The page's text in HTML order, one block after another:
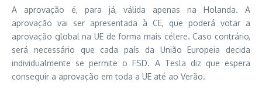
A aprovação é, para já, válida apenas na Holanda. A
aprovação vai ser apresentada à CE, que poderá votar a
aprovação global na UE de forma mais célere. Caso contrário,
será necessário que cada país da União Europeia decida
individualmente se permite o FSD. A Tesla diz que espera
conseguir a aprovação em toda a UE até ao Verão.